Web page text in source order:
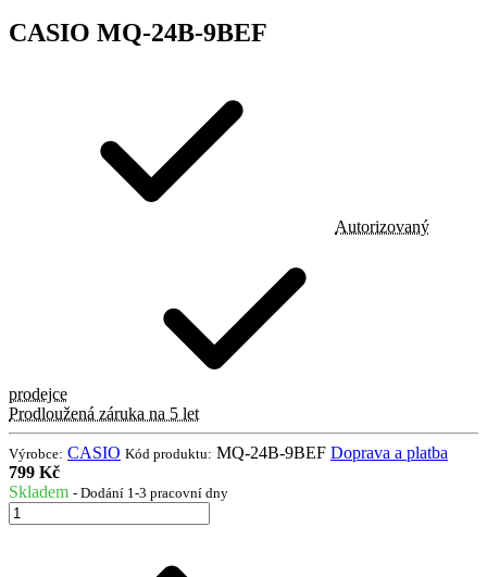
CASIO MQ-24B-9BEF
Autorizovaný
prodejce
Prodloužená záruka na 5 let
Výrobce: CASIO Kód produktu: MQ-24B-9BEF Doprava a platba
799 Kč
Skladem - Dodání 1-3 pracovní dny